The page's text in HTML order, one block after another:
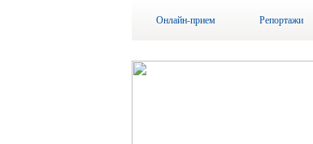
Онлайн-прием Репортажи